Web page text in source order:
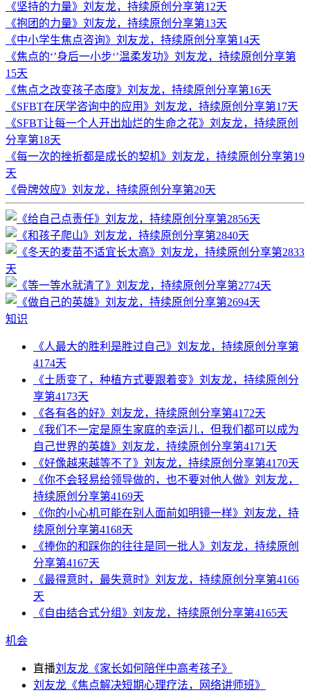
《坚持的力量》刘友龙，持续原创分享第12天
《抱团的力量》刘友龙，持续原创分享第13天
《中小学生焦点咨询》刘友龙，持续原创分享第14天
《焦点的‘’身后一小步‘’温柔发功》刘友龙，持续原创分享第
15天
《焦点之改变孩子态度》刘友龙，持续原创分享第16天
《SFBT在厌学咨询中的应用》刘友龙，持续原创分享第17天
《SFBT让每一个人开出灿烂的生命之花》刘友龙，持续原创
分享第18天
《每一次的挫折都是成长的契机》刘友龙，持续原创分享第19
天
《骨牌效应》刘友龙，持续原创分享第20天
知识
《人最大的胜利是胜过自己》刘友龙，持续原创分享第
4174天
《土质变了，种植方式要跟着变》刘友龙，持续原创分
享第4173天
《各有各的好》刘友龙，持续原创分享第4172天
《我们不一定是原生家庭的幸运儿，但我们都可以成为
自己世界的英雄》刘友龙，持续原创分享第4171天
《好像越来越等不了》刘友龙，持续原创分享第4170天
《你不会轻易给领导做的，也不要对他人做》刘友龙，
持续原创分享第4169天
《你的小心机可能在别人面前如明镜一样》刘友龙，持
续原创分享第4168天
《捧你的和踩你的往往是同一批人》刘友龙，持续原创
分享第4167天
《最得意时，最失意时》刘友龙，持续原创分享第4166
天
《自由结合式分组》刘友龙，持续原创分享第4165天
机会
直播刘友龙《家长如何陪伴中高考孩子》
刘友龙《焦点解决短期心理疗法，网络讲师班》